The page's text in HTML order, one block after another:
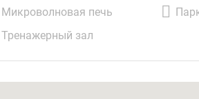
Микроволновая печь
Тренажерный зал